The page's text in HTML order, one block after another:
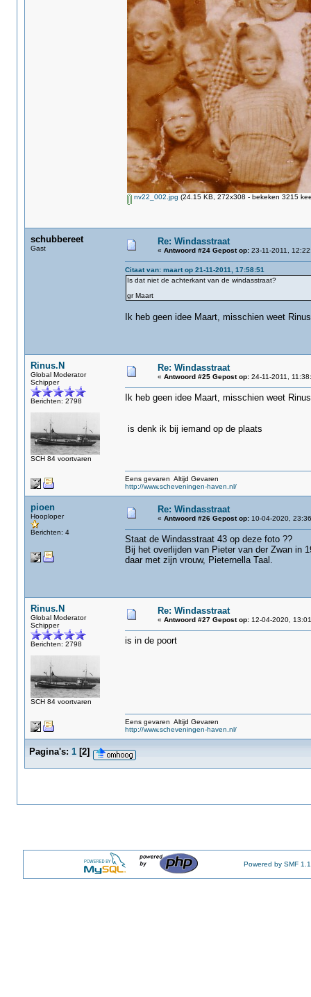
nv22_002.jpg (24.15 KB, 272x308 - bekeken 3215
schubbereet
Gast
Re: Windasstraat
« Antwoord #24 Gepost op: 23-11-2011,
Citaat van: maart op 21-11-2011, 17:58:51
Is dat niet de achterkant van de windasstraat?
gr Maart
Ik heb geen idee Maart, misschien weet
Rinus.N
Global Moderator
Schipper
Berichten: 2798
SCH 84 voortvaren
Re: Windasstraat
« Antwoord #25 Gepost op: 24-11-2011,
Ik heb geen idee Maart, misschien weet
is denk ik bij iemand op de plaats
Eens gevaren Altijd Gevaren
http://www.scheveningen-haven.nl/
pioen
Hooploper
Berichten: 4
Re: Windasstraat
« Antwoord #26 Gepost op: 10-04-2020,
Staat de Windasstraat 43 op deze foto ??
Bij het overlijden van Pieter van der Zwan in
daar met zijn vrouw, Pieternella Taal.
Rinus.N
Global Moderator
Schipper
Berichten: 2798
SCH 84 voortvaren
Re: Windasstraat
« Antwoord #27 Gepost op: 12-04-2020,
is in de poort
Eens gevaren Altijd Gevaren
http://www.scheveningen-haven.nl/
Pagina's: 1 [2]
Powered by SMF